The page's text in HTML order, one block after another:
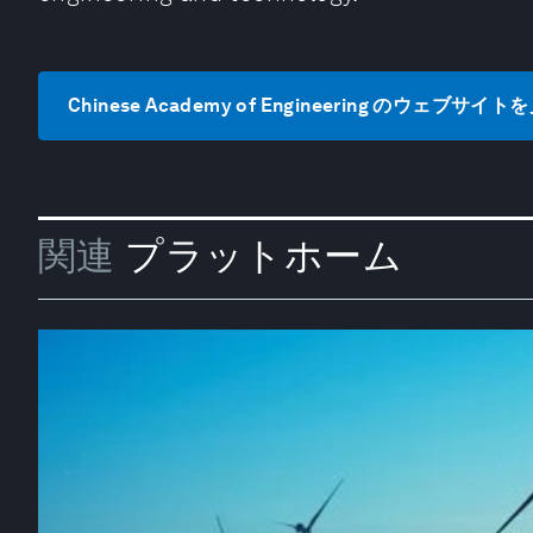
Chinese Academy of Engineering のウェブサイトを
関連 プラットホーム